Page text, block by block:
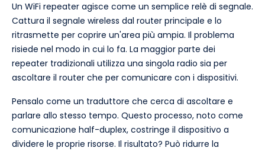
Un WiFi repeater agisce come un semplice relè di segnale.
Cattura il segnale wireless dal router principale e lo
ritrasmette per coprire un'area più ampia. Il problema
risiede nel modo in cui lo fa. La maggior parte dei
repeater tradizionali utilizza una singola radio sia per
ascoltare il router che per comunicare con i dispositivi.
Pensalo come un traduttore che cerca di ascoltare e
parlare allo stesso tempo. Questo processo, noto come
comunicazione half-duplex, costringe il dispositivo a
dividere le proprie risorse. Il risultato? Può ridurre la